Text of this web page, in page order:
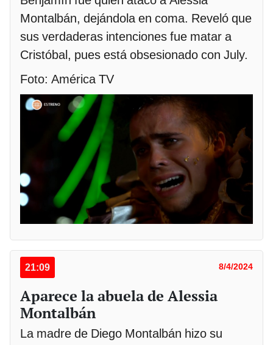
Montalbán, dejándola en coma. Reveló que
sus verdaderas intenciones fue matar a
Cristóbal, pues está obsesionado con July.
Foto: América TV
21:09 8/4/2024
Aparece la abuela de Alessia
Montalbán
La madre de Diego Montalbán hizo su